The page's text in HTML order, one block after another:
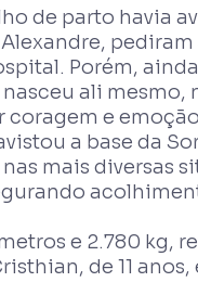
de parto havia
Porém,
ali mesmo,
e
a base da
mais diversas
e 2.780 kg,
de 11 anos,